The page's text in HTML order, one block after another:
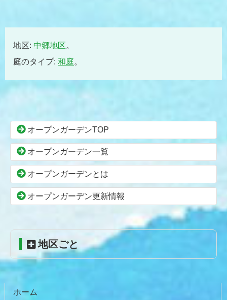
地区: 中郷地区。
庭のタイプ: 和庭。
ン
本
文
先
へ
る
の
頭
へ
る
オープンガーデンTOP
オープンガーデン一覧
オープンガーデンとは
オープンガーデン更新情報
地区ごと
ホーム